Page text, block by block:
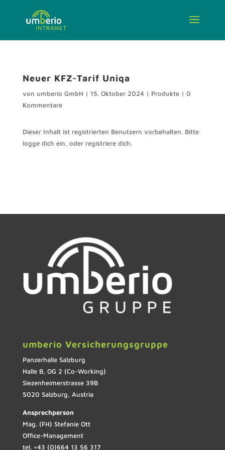
Neuer KFZ-Tarif Uniqa
von umberio GmbH | 15. Oktober 2024 | Produkte| 0
Kommentare
Dieser Inhalt ist registrierten Benutzern vorbehalten. Bitte
logge dich ein, oder registriere dich.
umberio Versicherungsgruppe
Panzerhalle Salzburg
Halle B, OG 2 (Co-Working)
Siezenheimerstrasse 39B
5020 Salzburg, Austria
Ansprechperson
Mag. (FH) Stefanie Ott
Office-Management
tel. +43 (0)664 13 56 317